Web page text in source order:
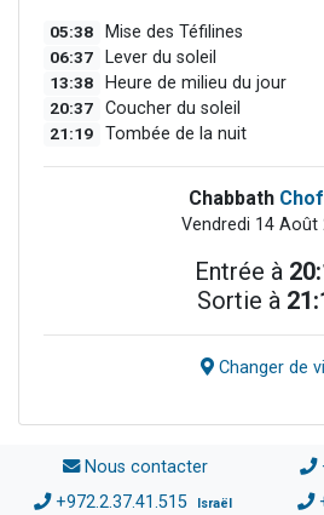
05:38 Mise des Téfilines
06:37 Lever du soleil
13:38 Heure de milieu du jour
20:37 Coucher du soleil
21:19 Tombée de la nuit
Chabbath
Vendredi 14 Août
Entrée à
Sortie à
Changer de
Nous contacter
+972.2.37.41.515 Israël